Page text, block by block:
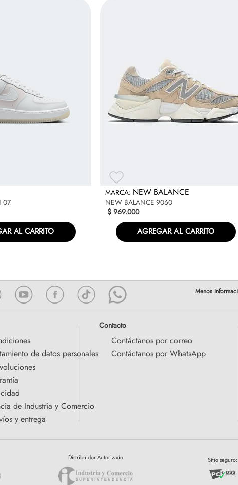
07
AL CARRITO
NEW BALANCE
NEW BALANCE 9060
$ 969.000
AGREGAR AL CARRITO
de datos personales
de Industria y Comercio
y entrega
Contacto
Contáctanos por correo
Contáctanos por WhatsApp
Distribuidor Autorizado Sitio seguro: